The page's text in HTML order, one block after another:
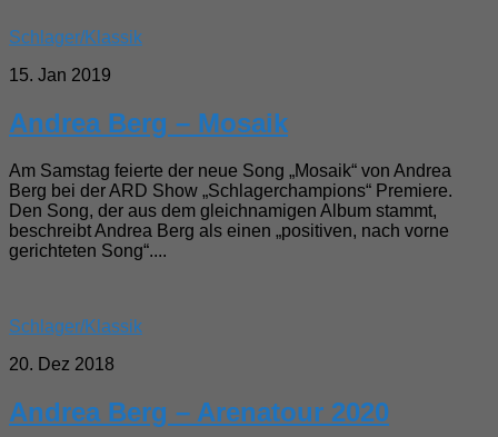
Schlager/Klassik
15. Jan 2019
Andrea Berg – Mosaik
Am Samstag feierte der neue Song „Mosaik“ von Andrea
Berg bei der ARD Show „Schlagerchampions“ Premiere.
Den Song, der aus dem gleichnamigen Album stammt,
beschreibt Andrea Berg als einen „positiven, nach vorne
gerichteten Song“....
Schlager/Klassik
20. Dez 2018
Andrea Berg – Arenatour 2020